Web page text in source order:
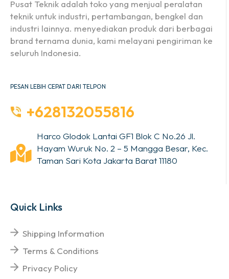
Pusat Teknik adalah toko yang menjual peralatan
teknik untuk industri, pertambangan, bengkel dan
industri lainnya. menyediakan produk dari berbagai
brand ternama dunia, kami melayani pengiriman ke
seluruh Indonesia.
PESAN LEBIH CEPAT DARI TELPON
+628132055816
Harco Glodok Lantai GF1 Blok C No.26 Jl.
Hayam Wuruk No. 2 – 5 Mangga Besar, Kec.
Taman Sari Kota Jakarta Barat 11180
Quick Links
Shipping Information
Terms & Conditions
Privacy Policy